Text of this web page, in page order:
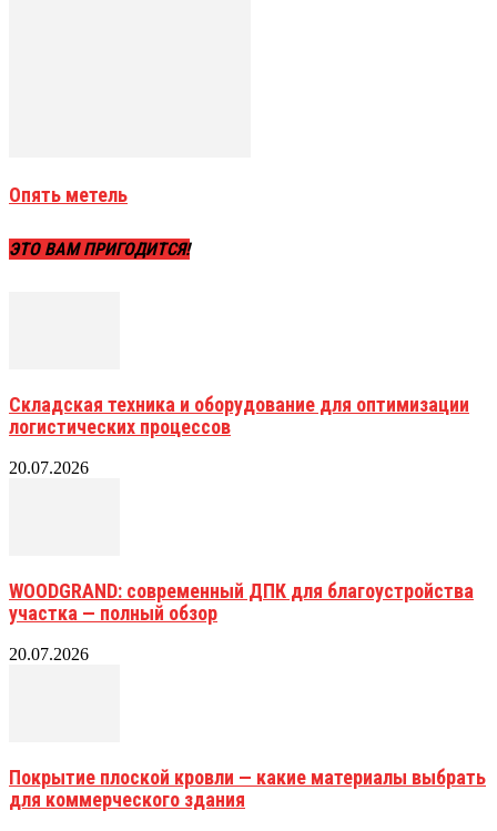
Опять метель
ЭТО ВАМ ПРИГОДИТСЯ!
Складская техника и оборудование для оптимизации
логистических процессов
20.07.2026
WOODGRAND: современный ДПК для благоустройства
участка — полный обзор
20.07.2026
Покрытие плоской кровли — какие материалы выбрать
для коммерческого здания